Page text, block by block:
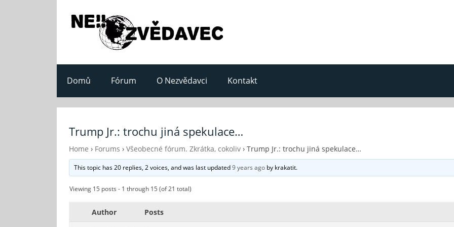
Domů Fórum O Nezvědavci Kontakt
Trump Jr.: trochu jiná spekulace…
Home › Forums › Všeobecné fórum. Zkrátka, cokoliv › Trump Jr.: trochu jiná spekulace…
This topic has 20 replies, 2 voices, and was last updated9 years ago by krakatit.
Viewing 15 posts - 1 through 15 (of 21 total)
Author
Posts